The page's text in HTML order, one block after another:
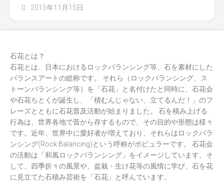
2015年11月15日
石花とは？
石花とは、日本におけるロックバランシング等、石を素材にした
バランスアートの総称です。 それら（ロックバランシング、ス
トーンバランシング等）を「石花」と名付けたと同時に、石花会
や石花ちとくが誕生し、「積むんじゃない、立てるんだ！」のフ
レーズとともに石花普及活動が始まりました。 石を積み上げる
行為は、世界各地で昔から存するもので、その目的や形態は様々
です。近年、世界中に愛好者が増えており、それらはロックバラ
ンシング(Rock Balancing)という呼称がポピュラーです。 石花会
の活動は「和風ロックバランシング」をイメージしています。そ
して、四季折々の風景や、盆栽・生け花等の風情に学び、石を花
に見立てた石積み芸術を「石花」と呼んでいます。